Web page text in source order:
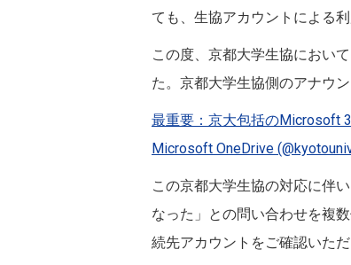
ても、生協アカウントによる
この度、京都大学生協におい
た。京都大学生協側のアナウ
最重要：京大包括のMicrosoft
Microsoft OneDrive
この京都大学生協の対応に伴
なった」との問い合わせを複
続先アカウントをご確認いた